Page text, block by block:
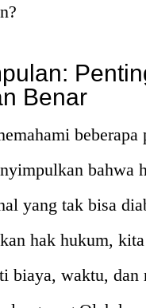
Benar
bahwa
yang tak bisa
hak hukum,
biaya, waktu,